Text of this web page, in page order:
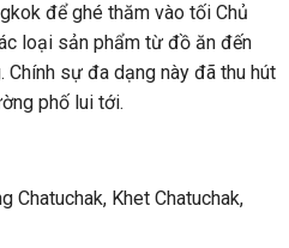
để ghé thăm vào tối Chủ
loại sản phẩm từ đồ ăn đến
Chính sự đa dạng này đã thu hút
phố lui tới.
Chatuchak, Khet Chatuchak,